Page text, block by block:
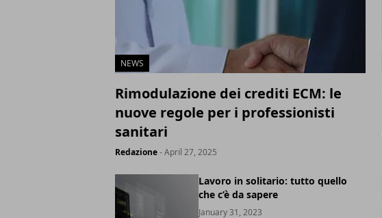
NEWS
Rimodulazione dei crediti ECM: le
nuove regole per i professionisti
sanitari
Redazione- April 27, 2025
Lavoro in solitario: tutto quello
che c’è da sapere
January 31, 2023